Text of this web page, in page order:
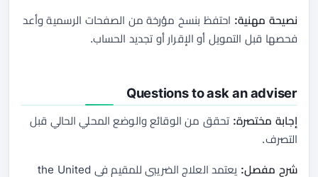
نصيحة مهنية: احتفظ بنسخ مؤرخة من الصفحات الرسمية وأعد
فحصها قبل التمويل أو الإقرار أو تجديد الحساب.
Questions to ask an adviser
إجابة مختصرة: تحقق من الوقائع والوضع المحلي الحالي قبل
التصرف.
شرح مفصل:
يعتمد العلاج الضريبي للمقيم في the United